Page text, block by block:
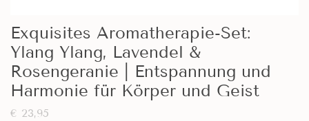
Exquisites Aromatherapie-Set:
Ylang Ylang, Lavendel &
Rosengeranie | Entspannung und
Harmonie für Körper und Geist
€ 23,95